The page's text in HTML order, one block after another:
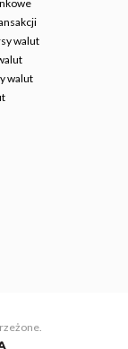
walut
walut